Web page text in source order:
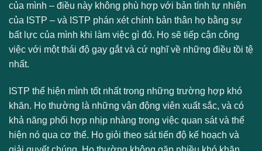
của mình – điều này không phù hợp với bản tính tự nhiên
của ISTP – và ISTP phán xét chính bản thân họ bằng sự
bất lực của mình khi làm việc gì đó. Họ sẽ tiếp cận công
việc với một thái độ gay gắt và cứ nghĩ về những điều tồi tệ
nhất.
ISTP thể hiện mình tốt nhất trong những trường hợp khó
khăn. Họ thường là những vận động viên xuất sắc, và có
khả năng phối hợp nhịp nhàng trong việc quan sát và thể
hiện nó qua cơ thể. Họ giỏi theo sát tiến độ kế hoạch và